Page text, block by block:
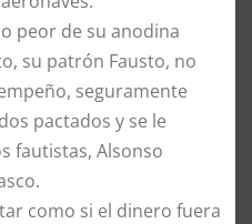
peor de su anodina
su patrón Fausto, no
seguramente
pactados y se le
fautistas, Alsonso
como si el dinero fuera